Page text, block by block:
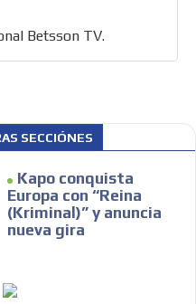
Betsson TV.
SECCIÓNES
Kapo conquista
Europa con “Reina
(Kriminal)” y anuncia
nueva gira